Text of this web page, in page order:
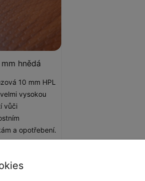
mm hnědá
10 mm HPL
vysokou
vůči
a opotřebení.